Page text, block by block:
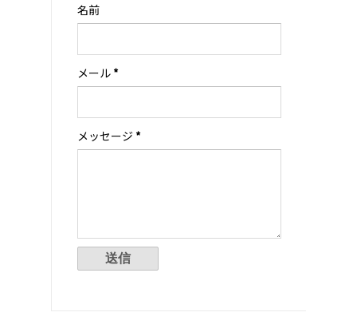
名前
メール *
メッセージ *